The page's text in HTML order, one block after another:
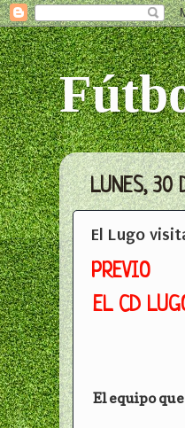
LUNES, 30
El Lugo
PREVIO
EL CD
El equipo